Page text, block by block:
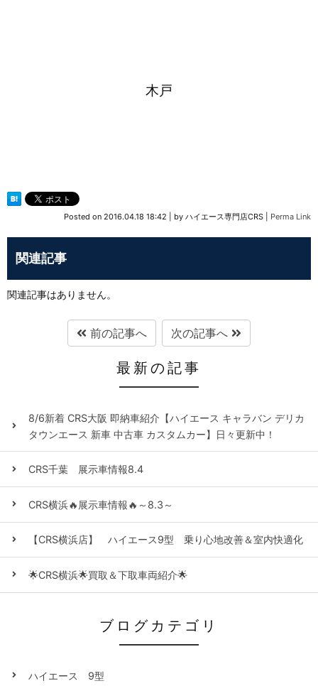
木戸
Posted on 2016.04.18 18:42 by ハイエース専門店CRS Perma Link
関連記事
関連記事はありません。
前の記事へ 次の記事へ
最新の記事
8/6新着 CRS大阪 即納車紹介【ハイエース キャラバン デリカ
タウンエース 新車 中古車 カスタムカー】日々更新中！
CRS千葉 展示車情報8.4
CRS横浜🔥展示車情報🔥～8.3～
【CRS横浜店】 ハイエース9型 乗り心地改善＆室内快適化
🌟CRS横浜🌟買取＆下取車両紹介🌟
ブログカテゴリ
ハイエース 9型